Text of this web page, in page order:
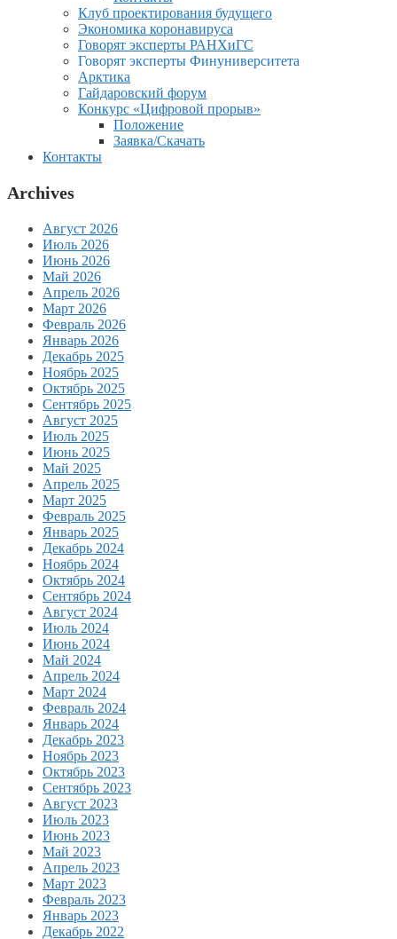
Клуб проектирования будущего
Экономика коронавируса
Говорят эксперты РАНХиГС
Говорят эксперты Финуниверситета
Арктика
Гайдаровский форум
Конкурс «Цифровой прорыв»
Положение
Заявка/Скачать
Контакты
Archives
Август 2026
Июль 2026
Июнь 2026
Май 2026
Апрель 2026
Март 2026
Февраль 2026
Январь 2026
Декабрь 2025
Ноябрь 2025
Октябрь 2025
Сентябрь 2025
Август 2025
Июль 2025
Июнь 2025
Май 2025
Апрель 2025
Март 2025
Февраль 2025
Январь 2025
Декабрь 2024
Ноябрь 2024
Октябрь 2024
Сентябрь 2024
Август 2024
Июль 2024
Июнь 2024
Май 2024
Апрель 2024
Март 2024
Февраль 2024
Январь 2024
Декабрь 2023
Ноябрь 2023
Октябрь 2023
Сентябрь 2023
Август 2023
Июль 2023
Июнь 2023
Май 2023
Апрель 2023
Март 2023
Февраль 2023
Январь 2023
Декабрь 2022